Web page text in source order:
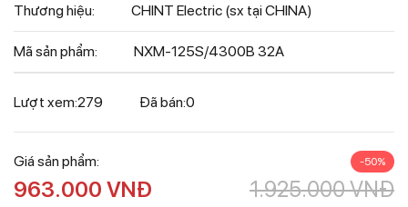
Thương hiệu: CHINT Electric (sx tại CHINA)
Mã sản phẩm: NXM-125S/4300B 32A
Lượt xem:279 Đã bán:0
Giá sản phẩm: -50%
1.925.000VNĐ
963.000 VNĐ